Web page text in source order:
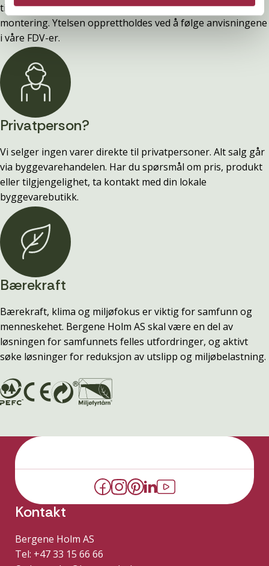
tilfredsstiller preakseptert ytelse for brann (D-s2,d0) ved
montering. Ytelsen opprettholdes ved å følge anvisningene
i våre FDV-er.
Privatperson?
Vi selger ingen varer direkte til privatpersoner. Alt salg går
via byggevarehandelen. Har du spørsmål om pris, produkt
eller tilgjengelighet, ta kontakt med din lokale
byggevarebutikk.
Bærekraft
Bærekraft, klima og miljøfokus er viktig for samfunn og
menneskehet. Bergene Holm AS skal være en del av
løsningen for samfunnets felles utfordringer, og aktivt
søke løsninger for reduksjon av utslipp og miljøbelastning.
Kontakt
Bergene Holm AS
Tel: +47 33 15 66 66